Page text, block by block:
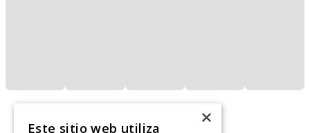
×
Este sitio web utiliza